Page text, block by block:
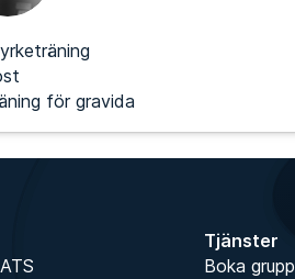
för gravida
Tjänster
Boka